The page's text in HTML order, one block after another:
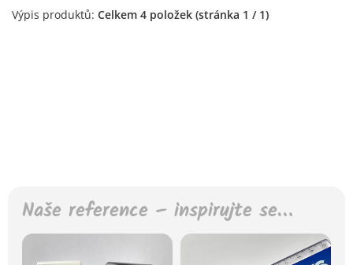
Výpis produktů: Celkem 4 položek (stránka 1 / 1)
Naše reference – inspirujte se…